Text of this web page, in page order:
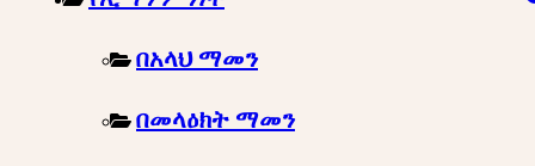
በአላህ ማመን
በመላዕክት ማመን